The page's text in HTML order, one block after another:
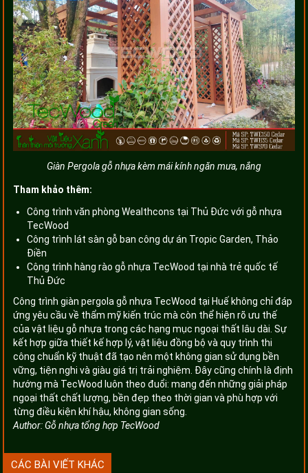
Giàn Pergola gỗ nhựa kèm mái kính ngăn mưa, nắng
Tham khảo thêm:
Công trình văn phòng Wealthcons tại Thủ Đức với gỗ nhựa
TecWood
Công trình lát sàn gỗ ban công dự án Tropic Garden, Thảo
Điền
Công trình hàng rào gỗ nhựa TecWood tại nhà trẻ quốc tế
Thủ Đức
Công trình giàn pergola gỗ nhựa TecWood tại Huế không chỉ đáp
ứng yêu cầu về thẩm mỹ kiến trúc mà còn thể hiện rõ ưu thế
của vật liệu gỗ nhựa trong các hạng mục ngoại thất lâu dài. Sự
kết hợp giữa thiết kế hợp lý, vật liệu đồng bộ và quy trình thi
công chuẩn kỹ thuật đã tạo nên một không gian sử dụng bền
vững, tiện nghi và giàu giá trị trải nghiệm. Đây cũng chính là định
hướng mà TecWood luôn theo đuổi: mang đến những giải pháp
ngoại thất chất lượng, bền đẹp theo thời gian và phù hợp với
từng điều kiện khí hậu, không gian sống.
Author:Gỗ nhựa tổng hợp TecWood
CÁC BÀI VIẾT KHÁC